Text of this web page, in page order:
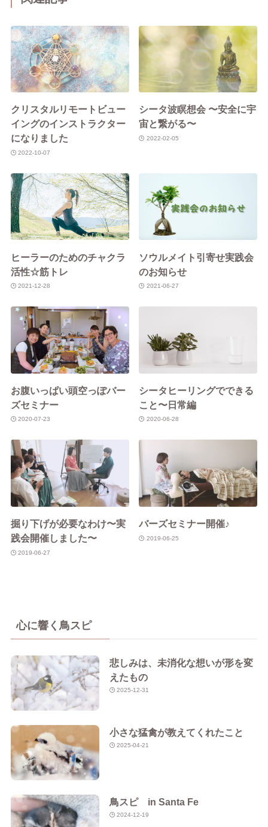
クリスタルリモートビュー
イングのインストラクター
になりました
2022-10-07
シータ波瞑想会 〜安全に宇
宙と繋がる〜
2022-02-05
ヒーラーのためのチャクラ
活性☆筋トレ
2021-12-28
ソウルメイト引寄せ実践会
のお知らせ
2021-06-27
お腹いっぱい頭空っぽバー
ズセミナー
2020-07-23
シータヒーリングでできる
こと〜日常編
2020-06-28
掘り下げが必要なわけ〜実
践会開催しました〜
2019-06-27
バーズセミナー開催♪
2019-06-25
心に響く鳥スピ
悲しみは、未消化な想いが形を変
えたもの
2025-12-31
小さな猛禽が教えてくれたこと
2025-04-21
鳥スピ in Santa Fe
2024-12-19